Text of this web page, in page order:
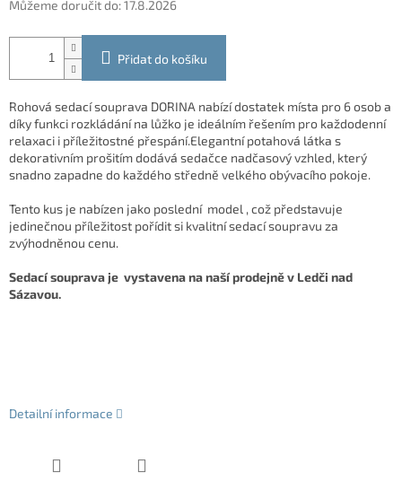
Můžeme doručit do:17.8.2026
Přidat do košíku
Rohová sedací souprava DORINA nabízí dostatek místa pro 6 osob a
díky funkci rozkládání na lůžko je ideálním řešením pro každodenní
relaxaci i příležitostné přespání.Elegantní potahová látka s
dekorativním prošitím dodává sedačce nadčasový vzhled, který
snadno zapadne do každého středně velkého obývacího pokoje.
Tento kus je nabízen jako poslední model , což představuje
jedinečnou příležitost pořídit si kvalitní sedací soupravu za
zvýhodněnou cenu.
Sedací souprava je vystavena na naší prodejně v Ledči nad
Sázavou.
Detailní informace